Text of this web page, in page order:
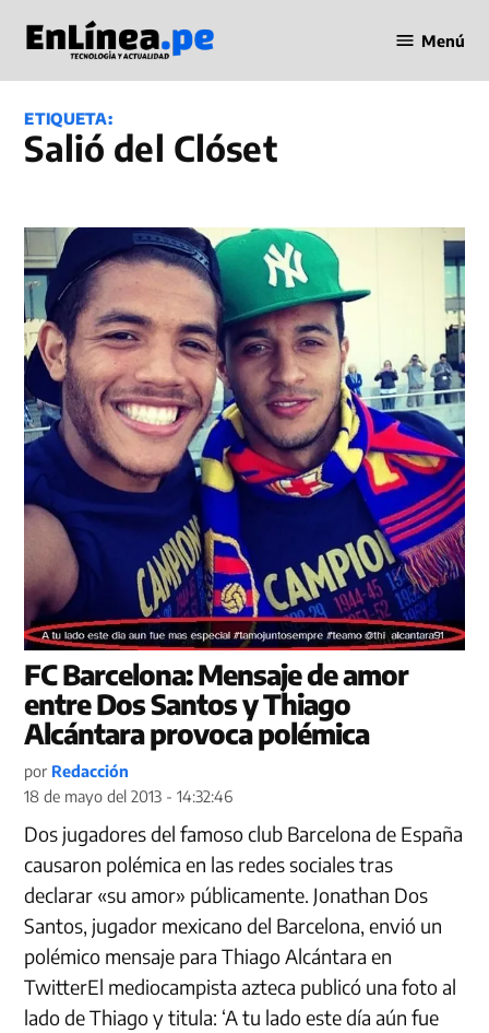
contenido
en Línea
Menú
ETIQUETA:
Salió del Clóset
FC Barcelona: Mensaje de amor
entre Dos Santos y Thiago
Alcántara provoca polémica
por Redacción
18 de mayo del 2013 - 14:32:46
Dos jugadores del famoso club Barcelona de España
causaron polémica en las redes sociales tras
declarar «su amor» públicamente. Jonathan Dos
Santos, jugador mexicano del Barcelona, envió un
polémico mensaje para Thiago Alcántara en
TwitterEl mediocampista azteca publicó una foto al
lado de Thiago y titula: ‘A tu lado este día aún fue